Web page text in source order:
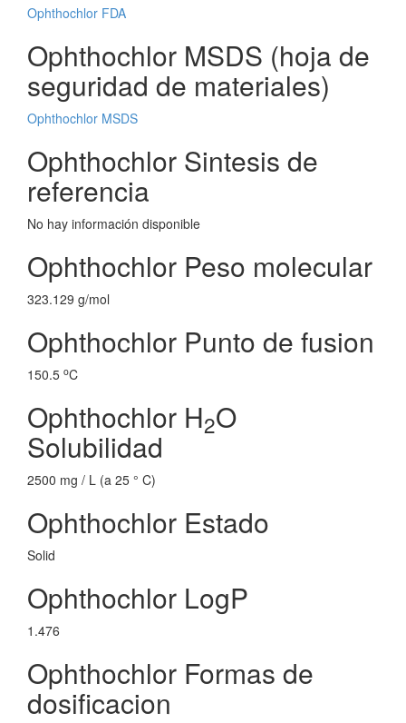
Ophthochlor FDA
Ophthochlor MSDS (hoja de
seguridad de materiales)
Ophthochlor MSDS
Ophthochlor Sintesis de
referencia
No hay información disponible
Ophthochlor Peso molecular
323.129 g/mol
Ophthochlor Punto de fusion
150.5 oC
Ophthochlor H2O
Solubilidad
2500 mg / L (a 25 ° C)
Ophthochlor Estado
Solid
Ophthochlor LogP
1.476
Ophthochlor Formas de
dosificacion